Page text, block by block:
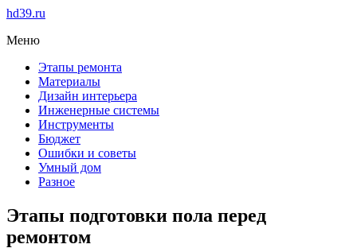
hd39.ru
Меню
Этапы ремонта
Материалы
Дизайн интерьера
Инженерные системы
Инструменты
Бюджет
Ошибки и советы
Умный дом
Разное
Этапы подготовки пола перед
ремонтом